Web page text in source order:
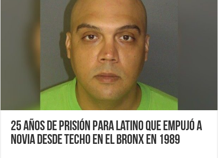
25 años de prisión para latino que empujó a
novia desde techo en El Bronx en 1989